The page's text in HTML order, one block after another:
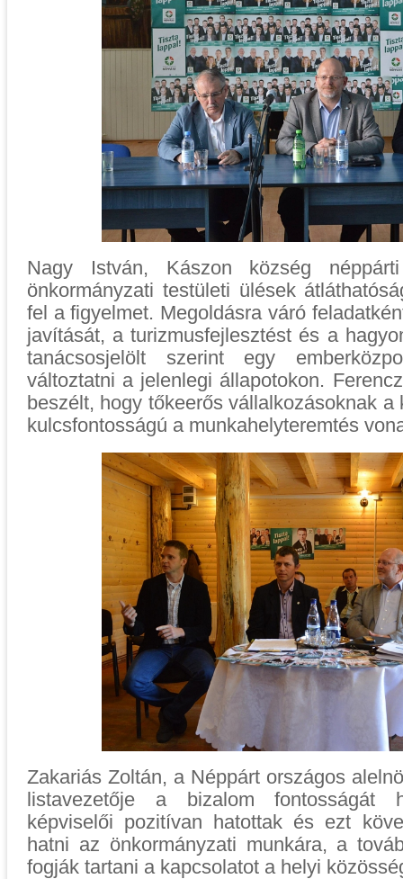
Nagy István, Kászon község
önkormányzati testületi ülések
fel a figyelmet. Megoldásra váró
javítását, a turizmusfejlesztést és a
tanácsosjelölt szerint egy
változtatni a jelenlegi állapotokon.
beszélt, hogy tőkeerős vállalkozásoknak
kulcsfontosságú a munkahelyteremtés
Zakariás Zoltán, a Néppárt országos
listavezetője a bizalom fontosságát
képviselői pozitívan hatottak és ezt
hatni az önkormányzati munkára, a
fogják tartani a kapcsolatot a helyi